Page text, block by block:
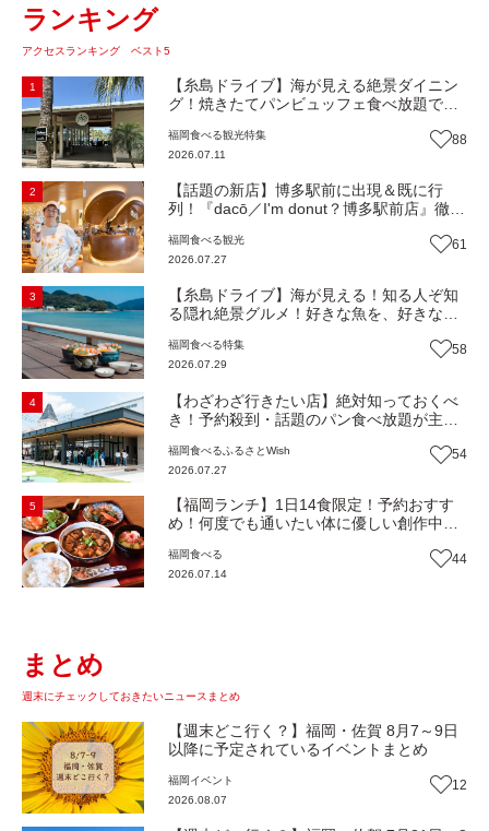
ランキング
アクセスランキング ベスト5
1
【糸島ドライブ】海が見える絶景ダイニン
グ！焼きたてパンビュッフェ食べ放題で大
Beach Cafe』（福岡・糸島市）【まち歩
き】
福岡食べる観光特集
2026.07.11
88
2
【話題の新店】博多駅前に出現＆既に行
列！『dacō／I'm donut？博多駅前店』徹底
しみ方＆イチオシメニューも紹介！（福岡
市博多区）【まち歩き】
福岡食べる観光
2026.07.27
61
3
【糸島ドライブ】海が見える！知る人ぞ知
る隠れ絶景グルメ！好きな魚を、好きなだ
堂』（福岡市西区）【まち歩き】
福岡食べる特集
2026.07.29
58
4
【わざわざ行きたい店】絶対知っておくべ
き！予約殺到・話題のパン食べ放題が主
『bound garden』（福岡・新宮町）【まち
歩き】
福岡食べる ふるさとWish
2026.07.27
54
5
【福岡ランチ】1日14食限定！予約おすす
め！何度でも通いたい体に優しい創作中華
【まち歩き】
福岡食べる
2026.07.14
44
まとめ
週末にチェックしておきたいニュースまとめ
【週末どこ行く？】福岡・佐賀 8月7～9日
以降に予定されているイベントまとめ
福岡 イベント
2026.08.07
12